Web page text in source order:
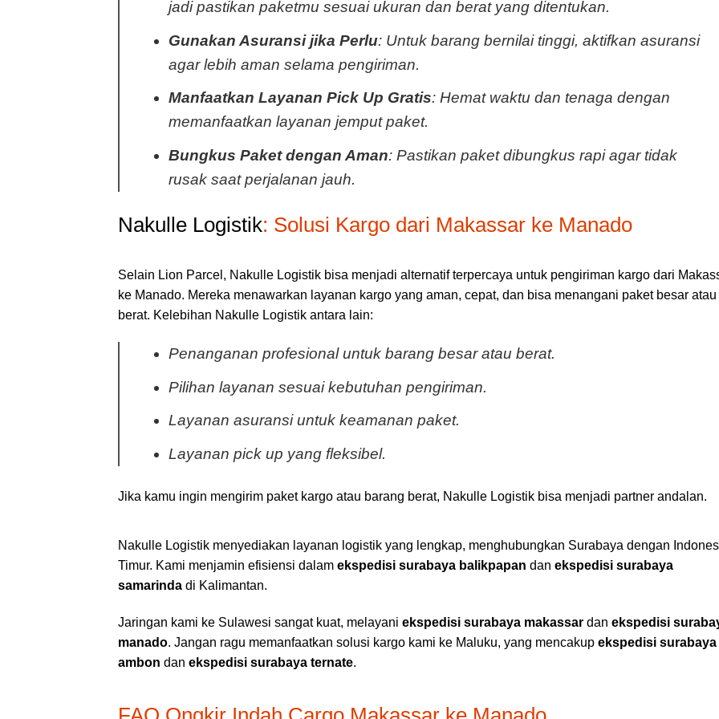
jadi pastikan paketmu sesuai ukuran dan berat yang ditentukan.
Gunakan Asuransi jika Perlu: Untuk barang bernilai tinggi, aktifkan asuransi
agar lebih aman selama pengiriman.
Manfaatkan Layanan Pick Up Gratis: Hemat waktu dan tenaga dengan
memanfaatkan layanan jemput paket.
Bungkus Paket dengan Aman: Pastikan paket dibungkus rapi agar tidak
rusak saat perjalanan jauh.
Nakulle Logistik: Solusi Kargo dari Makassar ke Manado
Selain Lion Parcel, Nakulle Logistik bisa menjadi alternatif terpercaya untuk pengiriman kargo dari
ke Manado. Mereka menawarkan layanan kargo yang aman, cepat, dan bisa menangani paket besar atau
berat. Kelebihan Nakulle Logistik antara lain:
Penanganan profesional untuk barang besar atau berat.
Pilihan layanan sesuai kebutuhan pengiriman.
Layanan asuransi untuk keamanan paket.
Layanan pick up yang fleksibel.
Jika kamu ingin mengirim paket kargo atau barang berat, Nakulle Logistik bisa menjadi partner andalan.
Nakulle Logistik menyediakan layanan logistik yang lengkap, menghubungkan Surabaya dengan
Timur. Kami menjamin efisiensi dalam ekspedisi surabaya balikpapan dan ekspedisi surabaya
samarinda di Kalimantan.
Jaringan kami ke Sulawesi sangat kuat, melayani ekspedisi surabaya makassar dan ekspedisi
manado. Jangan ragu memanfaatkan solusi kargo kami ke Maluku, yang mencakup ekspedisi surabaya
ambon dan ekspedisi surabaya ternate.